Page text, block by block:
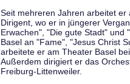
Seit mehreren Jahren arbeitet
Dirigent, wo er in jüngerer
Erwachen", "Die gute Stadt" und
Basel an "Fame", "Jesus Christ
arbeitete er am Theater Basel
Außerdem dirigiert er das
Freiburg-Littenweiler.